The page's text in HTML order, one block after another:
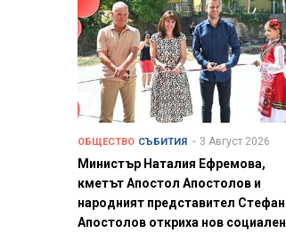
ОБЩЕСТВО СЪБИТИЯ 3 Август 2026
Министър Наталия Ефремова,
кметът Апостол Апостолов и
народният представител Стефан
Апостолов откриха нов социален